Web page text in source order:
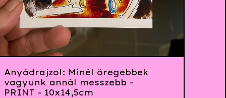
Anyádrajzol: Minél öregebbek
vagyunk annál messzebb -
PRINT - 10x14,5cm